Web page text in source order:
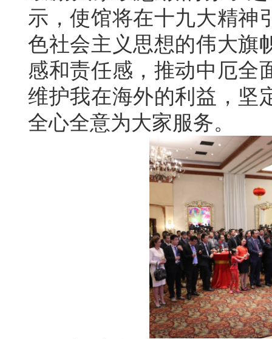
示，使馆将在十九大精神
色社会主义思想的伟大旗
感和责任感，推动中厄全
维护我在海外的利益，坚
全心全意为大家服务。